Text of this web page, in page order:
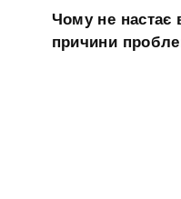
Чому не настає
причини